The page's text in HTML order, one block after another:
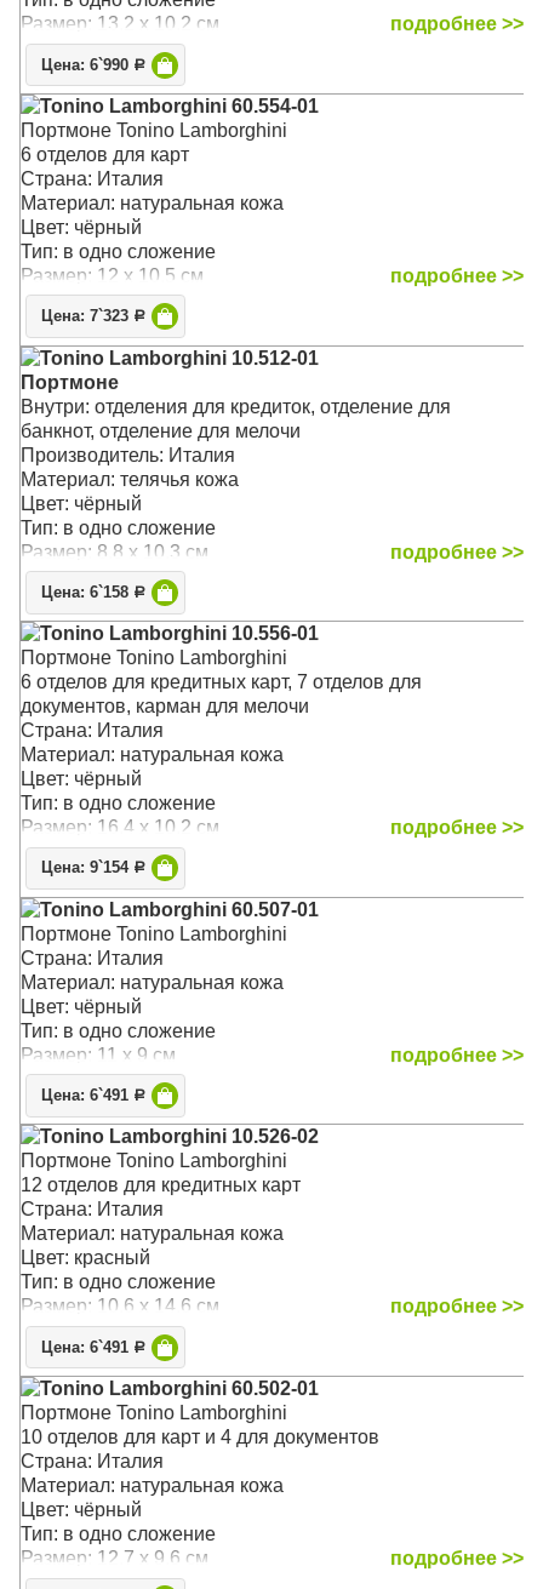
Размер: 13.2 x 10.2 см
подробнее >>
Цена: 6`990 Р
Tonino Lamborghini 60.554-01
Портмоне Tonino Lamborghini
6 отделов для карт
Страна: Италия
Материал: натуральная кожа
Цвет: чёрный
Тип: в одно сложение
Размер: 12 x 10.5 см
подробнее >>
Цена: 7`323 Р
Tonino Lamborghini 10.512-01
Портмоне
Внутри: отделения для кредиток, отделение для
банкнот, отделение для мелочи
Производитель: Италия
Материал: телячья кожа
Цвет: чёрный
Тип: в одно сложение
Размер: 8.8 x 10.3 см
подробнее >>
Цена: 6`158 Р
Tonino Lamborghini 10.556-01
Портмоне Tonino Lamborghini
6 отделов для кредитных карт, 7 отделов для
документов, карман для мелочи
Страна: Италия
Материал: натуральная кожа
Цвет: чёрный
Тип: в одно сложение
Размер: 16.4 x 10.2 см
подробнее >>
Цена: 9`154 Р
Tonino Lamborghini 60.507-01
Портмоне Tonino Lamborghini
Страна: Италия
Материал: натуральная кожа
Цвет: чёрный
Тип: в одно сложение
Размер: 11 x 9 см
подробнее >>
Цена: 6`491 Р
Tonino Lamborghini 10.526-02
Портмоне Tonino Lamborghini
12 отделов для кредитных карт
Страна: Италия
Материал: натуральная кожа
Цвет: красный
Тип: в одно сложение
Размер: 10.6 x 14.6 см
подробнее >>
Цена: 6`491 Р
Tonino Lamborghini 60.502-01
Портмоне Tonino Lamborghini
10 отделов для карт и 4 для документов
Страна: Италия
Материал: натуральная кожа
Цвет: чёрный
Тип: в одно сложение
Размер: 12.7 x 9.6 см
подробнее >>